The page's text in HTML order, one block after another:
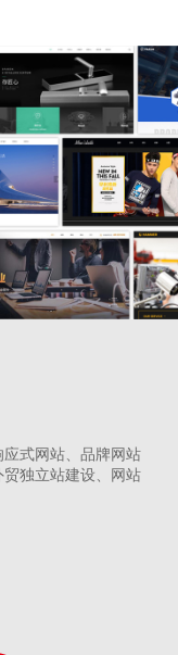
式网站、品牌网站
独立站建设、网站